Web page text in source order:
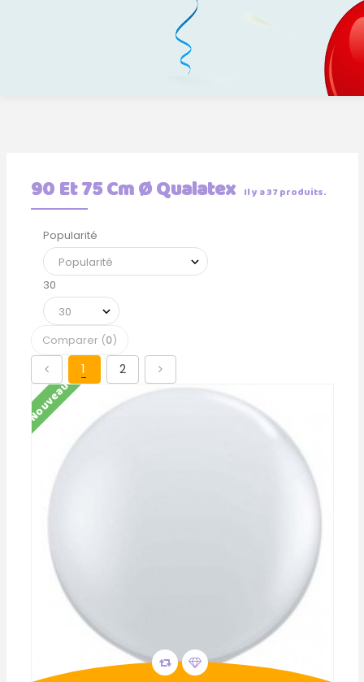
90 Et 75 Cm Ø Qualatex Il y a 37 produits.
Popularité
30
Comparer (0)
1 2
Nouveau